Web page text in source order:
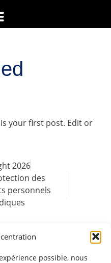
possible, nous
your first post. Edit or
2026
des
personnels